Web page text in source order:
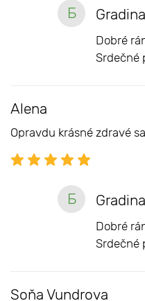
Б
Dobré
Srdečné
Alena
Opravdu krásné zdravé
Б
Dobré
Srdečné
Soňa Vundrova